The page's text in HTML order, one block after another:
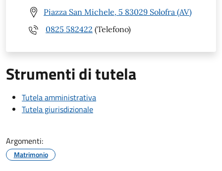
Piazza San Michele, 5 83029 Solofra (AV)
0825 582422 (Telefono)
Strumenti di tutela
Tutela amministrativa
Tutela giurisdizionale
Argomenti:
Matrimonio